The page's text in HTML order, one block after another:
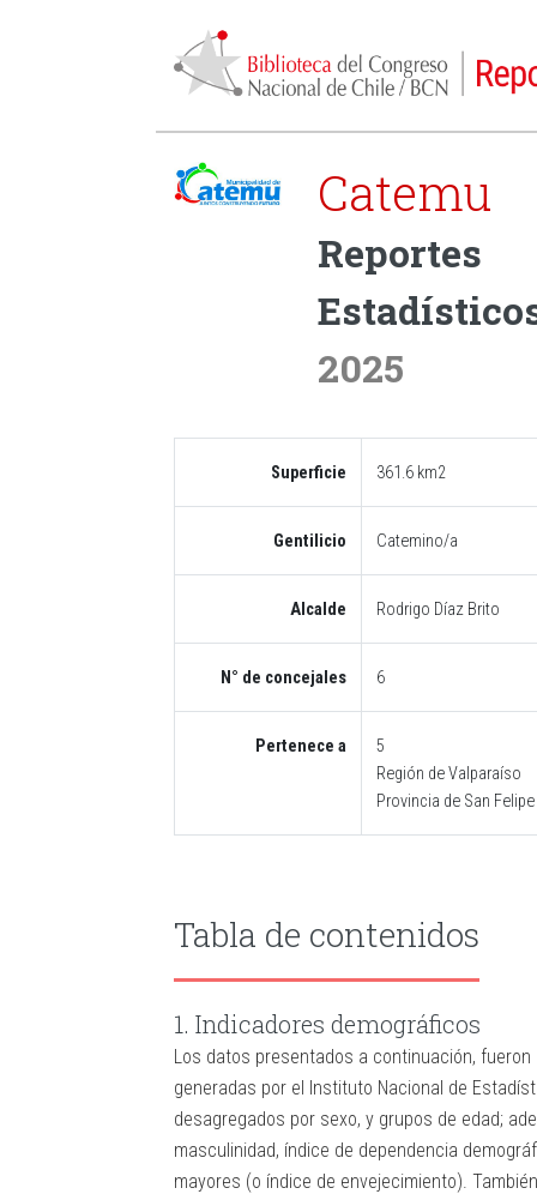
Catemu
Reportes
2025
Superficie 361.6 km2
Gentilicio Catemino/a
Alcalde Rodrigo Díaz Brito
N° de concejales 6
Pertenece a
5
Región de Valparaíso
Provincia de San
Tabla de contenidos
1. Indicadores demográficos
Los datos presentados a continuación,
generadas por el Instituto Nacional de
desagregados por sexo, y grupos de edad;
masculinidad, índice de dependencia
mayores (o índice de envejecimiento).